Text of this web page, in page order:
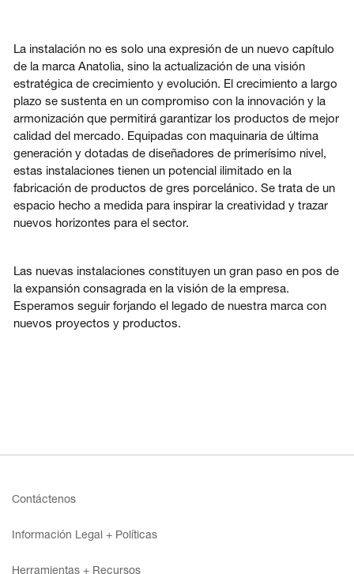
La instalación no es solo una expresión de un nuevo capítulo
de la marca Anatolia, sino la actualización de una visión
estratégica de crecimiento y evolución. El crecimiento a largo
plazo se sustenta en un compromiso con la innovación y la
armonización que permitirá garantizar los productos de mejor
calidad del mercado. Equipadas con maquinaria de última
generación y dotadas de diseñadores de primerísimo nivel,
estas instalaciones tienen un potencial ilimitado en la
fabricación de productos de gres porcelánico. Se trata de un
espacio hecho a medida para inspirar la creatividad y trazar
nuevos horizontes para el sector.
Las nuevas instalaciones constituyen un gran paso en pos de
la expansión consagrada en la visión de la empresa.
Esperamos seguir forjando el legado de nuestra marca con
nuevos proyectos y productos.
Contáctenos
Información Legal + Políticas
Herramientas + Recursos